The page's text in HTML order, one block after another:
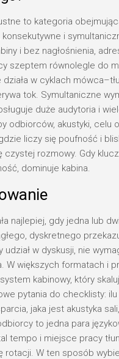
to kategoria
i
i bez nagłośnienia,
szeptem równolegle do
działa w cyklach
tok. Symultaniczne
duże audytoria i
odbiorców, akustyki, celu
liczy się poufność i
czystej rozmowy. Gdy
dominuje kabina.
najlepiej, gdy jedna lub
dyskretnego
udział w dyskusji, nie
W większych formatach i
kabinowy, który
pytania do checklisty: ilu
jaka jest akustyka
to jedna para
tempo i miejsce pracy
rotacji. W ten sposób